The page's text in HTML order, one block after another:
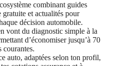
combinant guides
gratuite et actualités pour
décision automobile.
vont du diagnostic simple à la
d’économiser jusqu’à 70
courantes.
auto, adaptées selon ton profil,